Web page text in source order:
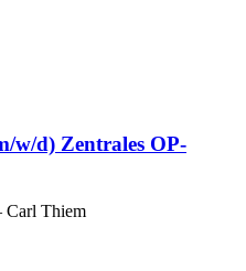
w/d) Zentrales OP-
Carl Thiem